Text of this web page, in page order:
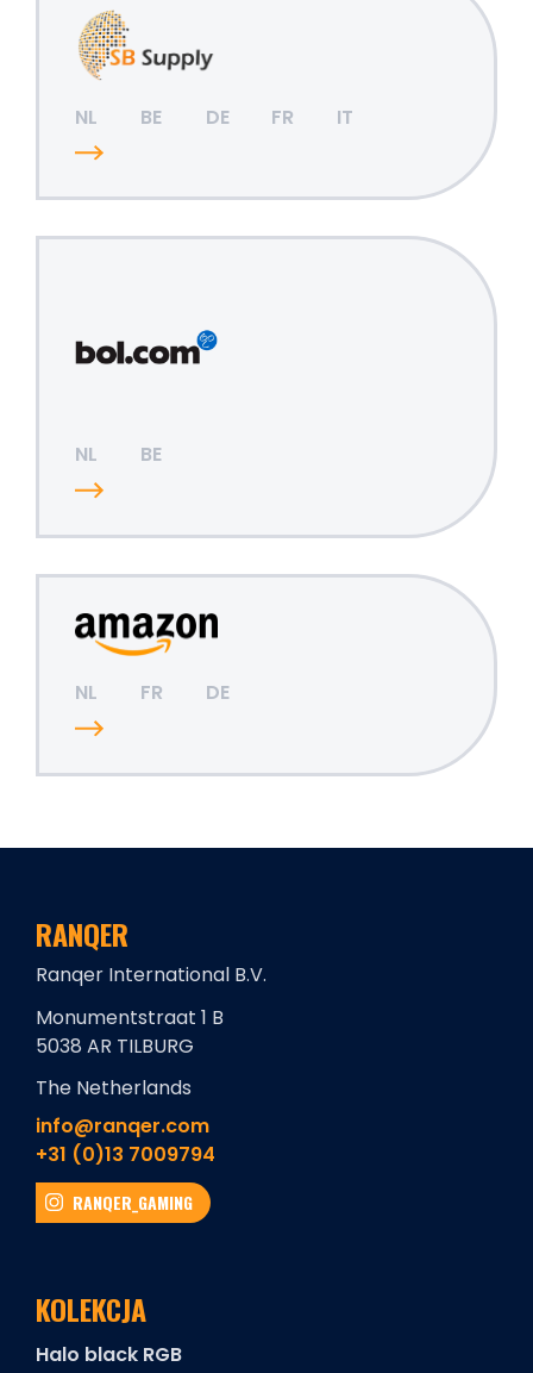
NL BE DE FR IT
NL BE
NL FR DE
RANQER
Ranqer International B.V.
Monumentstraat 1 B
5038 AR TILBURG
The Netherlands
info@ranqer.com
+31 (0)13 7009794
RANQER_GAMING
KOLEKCJA
Halo black RGB